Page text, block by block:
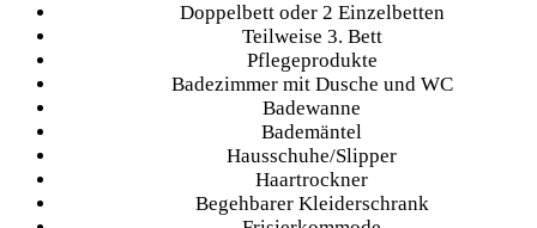
Doppelbett oder 2 Einzelbetten
Teilweise 3. Bett
Pflegeprodukte
Badezimmer mit Dusche und WC
Badewanne
Bademäntel
Hausschuhe/Slipper
Haartrockner
Begehbarer Kleiderschrank